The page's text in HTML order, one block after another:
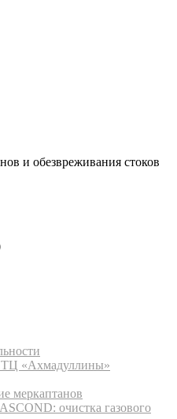
и обезвреживания стоков
«Ахмадуллины»
меркаптанов
очистка газового